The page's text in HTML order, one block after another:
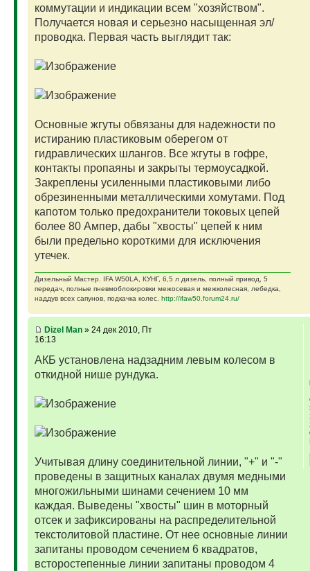
коммутации и индикации всем "хозяйством".
Получается новая и серьезно насыщенная эл/
проводка. Первая часть выглядит так:
Основные жгуты обвязаны для надежности по
истиранию пластиковым оберегом от
гидравлических шлангов. Все жгуты в гофре,
контакты пропаяны и закрыты термоусадкой.
Закреплены усиленными пластиковыми либо
обрезиненными металлическими хомутами. Под
капотом только предохранители токовых цепей
более 80 Ампер, дабы "хвосты" цепей к ним
были предельно короткими для исключения
утечек.
Дизельный Мастер. IFA W50LA, КУНГ, 6,5 л дизель, полный привод, 5
передач, полные пневмоблокировки межосевая и межколесная, лебедка,
наддув всех сапунов, подкачка колес. http://ifaw50.forum24.ru/
Dizel Man» 24 дек 2010, Пт
16:13
АКБ установлена надзадним левым колесом в
откидной нише рундука.
Учитывая длину соединительной линии, "+" и "-"
проведены в защитных каналах двумя медными
многожильными шинами сечением 10 мм
каждая. Выведены "хвосты" шин в моторный
отсек и зафиксированы на распределительной
текстолитовой пластине. От нее основные линии
запитаны проводом сечением 6 квадратов,
всторостепенные линии запитаны проводом 4